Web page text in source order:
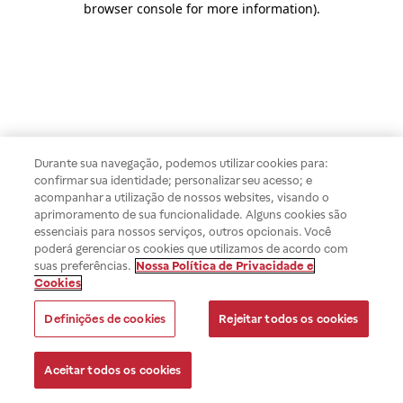
browser console for more information).
Durante sua navegação, podemos utilizar cookies para:
confirmar sua identidade; personalizar seu acesso; e
acompanhar a utilização de nossos websites, visando o
aprimoramento de sua funcionalidade. Alguns cookies são
essenciais para nossos serviços, outros opcionais. Você
poderá gerenciar os cookies que utilizamos de acordo com
suas preferências. Nossa Política de Privacidade e
Cookies
Definições de cookies Rejeitar todos os cookies
Aceitar todos os cookies